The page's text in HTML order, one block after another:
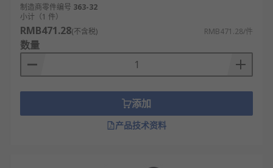
订购现货24小时内发货，线上下单满额免运费。
制造商零件编号 363-32
小计（1 件）
RMB471.28(不含税) RMB471.28/件
数量
添加
产品技术资料